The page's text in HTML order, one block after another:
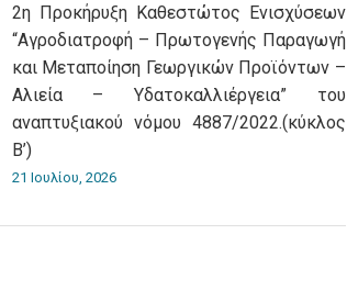
2η Προκήρυξη Καθεστώτος Ενισχύσεων
“Αγροδιατροφή – Πρωτογενής Παραγωγή
και Μεταποίηση Γεωργικών Προϊόντων –
Αλιεία – Υδατοκαλλιέργεια” του
αναπτυξιακού νόμου 4887/2022.(κύκλος
Β’)
21 Ιουλίου, 2026